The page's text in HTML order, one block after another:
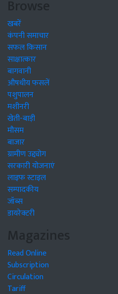
Browse
खबरें
कंपनी समाचार
सफल किसान
साक्षात्कार
बागवानी
औषधीय फसलें
पशुपालन
मशीनरी
खेती-बाड़ी
मौसम
बाजार
ग्रामीण उद्द्योग
सरकारी योजनाएं
लाइफ स्टाइल
सम्पादकीय
जॉब्स
डायरेक्टरी
Magazines
Read Online
Subscription
Circulation
Tariff